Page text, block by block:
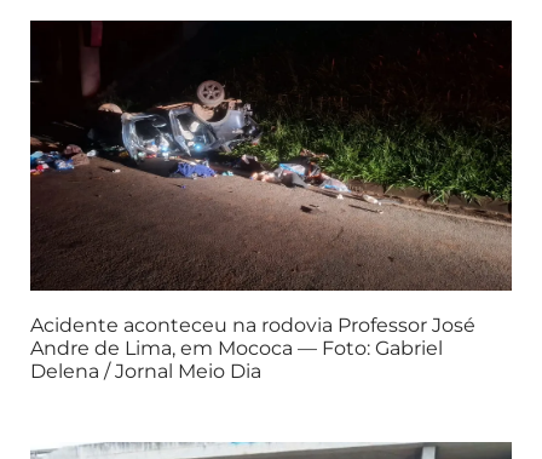
Acidente aconteceu na rodovia Professor José
Andre de Lima, em Mococa — Foto: Gabriel
Delena / Jornal Meio Dia